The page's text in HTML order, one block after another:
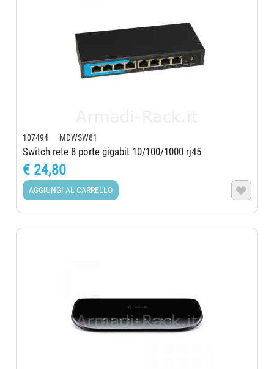
107494 MDWSW81
Switch rete 8 porte gigabit 10/100/1000 rj45
€ 24,80
AGGIUNGI AL CARRELLO 